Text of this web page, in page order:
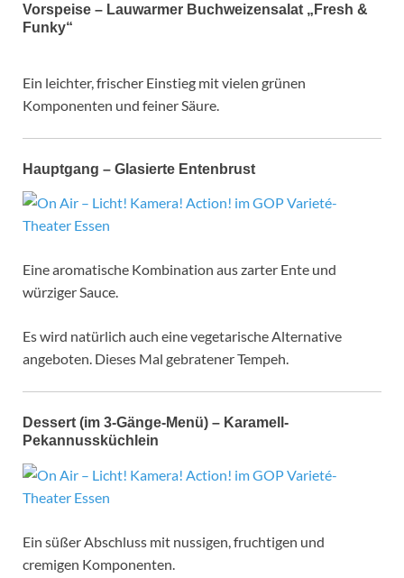
Vorspeise – Lauwarmer Buchweizensalat „Fresh &
Funky“
Ein leichter, frischer Einstieg mit vielen grünen
Komponenten und feiner Säure.
Hauptgang – Glasierte Entenbrust
Eine aromatische Kombination aus zarter Ente und
würziger Sauce.
Es wird natürlich auch eine vegetarische Alternative
angeboten. Dieses Mal gebratener Tempeh.
Dessert (im 3-Gänge-Menü) – Karamell-
Pekannussküchlein
Ein süßer Abschluss mit nussigen, fruchtigen und
cremigen Komponenten.